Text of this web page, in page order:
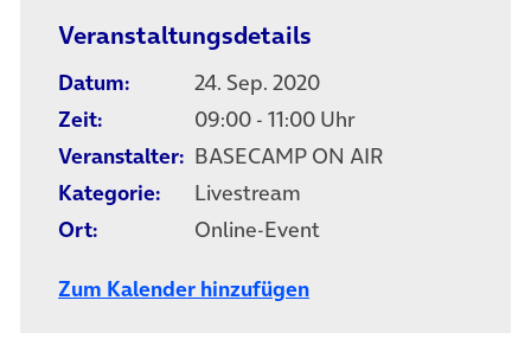
Veranstaltungsdetails
Datum:
24. Sep. 2020
Zeit:
09:00 - 11:00 Uhr
Veranstalter: BASECAMP ON AIR
Kategorie:
Livestream
Ort:
Online-Event
Zum Kalender hinzufügen